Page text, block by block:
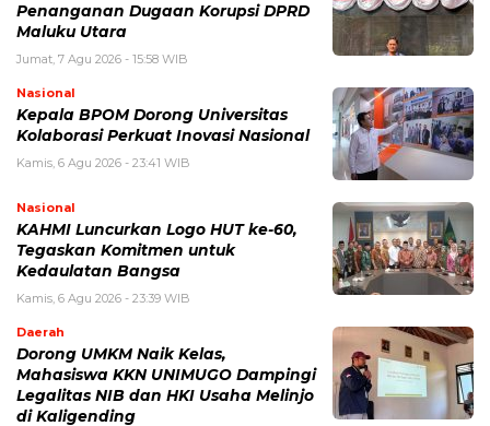
Penanganan Dugaan Korupsi DPRD
Maluku Utara
Jumat, 7 Agu 2026 - 15:58 WIB
Nasional
Kepala BPOM Dorong Universitas
Kolaborasi Perkuat Inovasi Nasional
Kamis, 6 Agu 2026 - 23:41 WIB
Nasional
KAHMI Luncurkan Logo HUT ke-60,
Tegaskan Komitmen untuk
Kedaulatan Bangsa
Kamis, 6 Agu 2026 - 23:39 WIB
Daerah
Dorong UMKM Naik Kelas,
Mahasiswa KKN UNIMUGO Dampingi
Legalitas NIB dan HKI Usaha Melinjo
di Kaligending